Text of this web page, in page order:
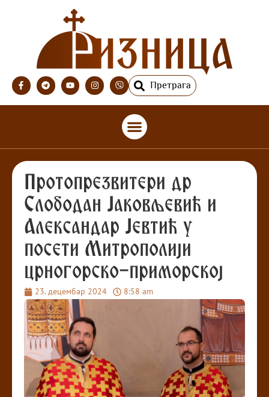
Претрага
Протопрезвитери др
Слободан Јаковљевић и
Александар Јевтић у
посети Митрополији
црногорско-приморској
23. децембар 2024 8:58 am